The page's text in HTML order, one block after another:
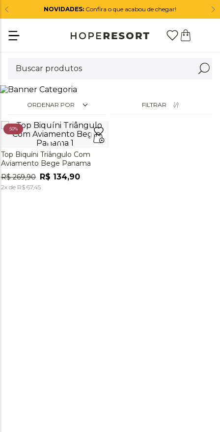
NOVIDADES: Confira o que acabou de chegar!
ORDENAR POR FILTRAR
50%
Top Biquíni Triângulo Com
Aviamento Bege Panama
R$ 269,90 R$ 134,90
2x de R$ 67,45